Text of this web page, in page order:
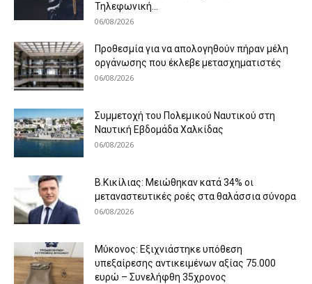
Τηλεφωνική...
06/08/2026
Προθεσμία για να απολογηθούν πήραν μέλη
οργάνωσης που έκλεβε μετασχηματιστές
06/08/2026
Συμμετοχή του Πολεμικού Ναυτικού στη
Ναυτική Εβδομάδα Χαλκίδας
06/08/2026
B.Κικίλιας: Μειώθηκαν κατά 34% οι
μεταναστευτικές ροές στα θαλάσσια σύνορα
06/08/2026
Μύκονος: Εξιχνιάστηκε υπόθεση
υπεξαίρεσης αντικειμένων αξίας 75.000
ευρώ – Συνελήφθη 35χρονος